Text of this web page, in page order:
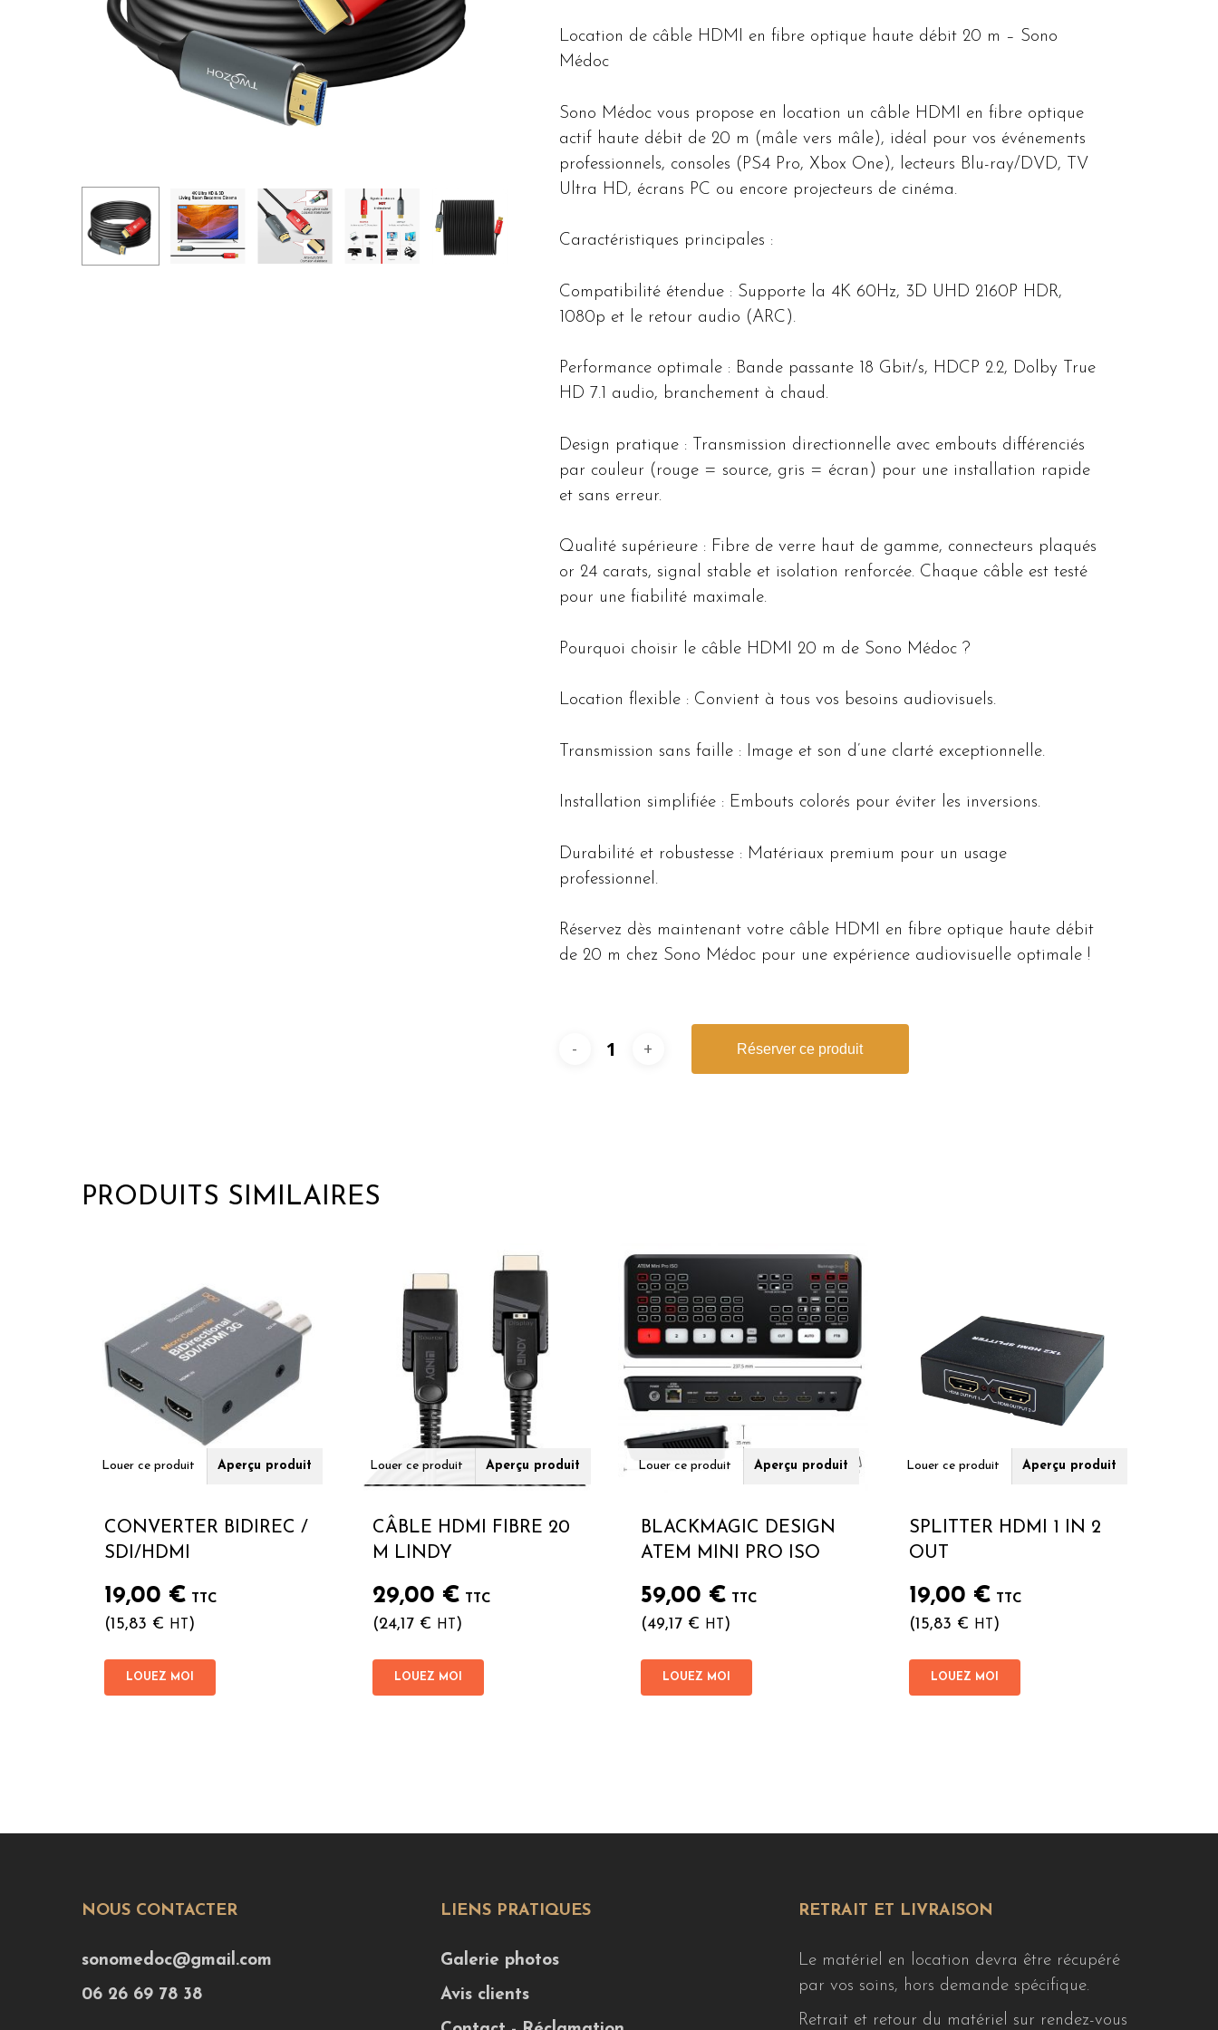
Location de câble HDMI en fibre optique haute débit 20 m – Sono
Médoc
Sono Médoc vous propose en location un câble HDMI en fibre optique
actif haute débit de 20 m (mâle vers mâle), idéal pour vos événements
professionnels, consoles (PS4 Pro, Xbox One), lecteurs Blu-ray/DVD, TV
Ultra HD, écrans PC ou encore projecteurs de cinéma.
Caractéristiques principales :
Compatibilité étendue : Supporte la 4K 60Hz, 3D UHD 2160P HDR,
1080p et le retour audio (ARC).
Performance optimale : Bande passante 18 Gbit/s, HDCP 2.2, Dolby True
HD 7.1 audio, branchement à chaud.
Design pratique : Transmission directionnelle avec embouts différenciés
par couleur (rouge = source, gris = écran) pour une installation rapide
et sans erreur.
Qualité supérieure : Fibre de verre haut de gamme, connecteurs plaqués
or 24 carats, signal stable et isolation renforcée. Chaque câble est testé
pour une fiabilité maximale.
Pourquoi choisir le câble HDMI 20 m de Sono Médoc ?
Location flexible : Convient à tous vos besoins audiovisuels.
Transmission sans faille : Image et son d’une clarté exceptionnelle.
Installation simplifiée : Embouts colorés pour éviter les inversions.
Durabilité et robustesse : Matériaux premium pour un usage
professionnel.
Réservez dès maintenant votre câble HDMI en fibre optique haute débit
de 20 m chez Sono Médoc pour une expérience audiovisuelle optimale !
Réserver ce produit
PRODUITS SIMILAIRES
Louer ce produit Aperçu produit
CONVERTER BIDIREC /
SDI/HDMI
19,00 € TTC
(15,83 € HT )
LOUEZ MOI
Louer ce produit Aperçu produit
CÂBLE HDMI FIBRE 20
M LINDY
29,00 € TTC
(24,17 € HT )
LOUEZ MOI
Louer ce produit Aperçu produit
BLACKMAGIC DESIGN
ATEM MINI PRO ISO
59,00 € TTC
(49,17 € HT )
LOUEZ MOI
Louer ce produit Aperçu produit
SPLITTER HDMI 1 IN 2
OUT
19,00 € TTC
(15,83 € HT )
LOUEZ MOI
NOUS CONTACTER
sonomedoc@gmail.com
06 26 69 78 38
LIENS PRATIQUES
Galerie photos
Avis clients
RETRAIT ET LIVRAISON
Le matériel en location devra être récupéré
par vos soins, hors demande spécifique.
Retrait et retour du matériel sur rendez-vous